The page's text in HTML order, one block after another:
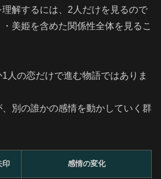
解するには、2人だけを見るので
美姫を含めた関係性全体を見るこ
1人の恋だけで進む物語ではありま
別の誰かの感情を動かしていく群
印 感情の変化